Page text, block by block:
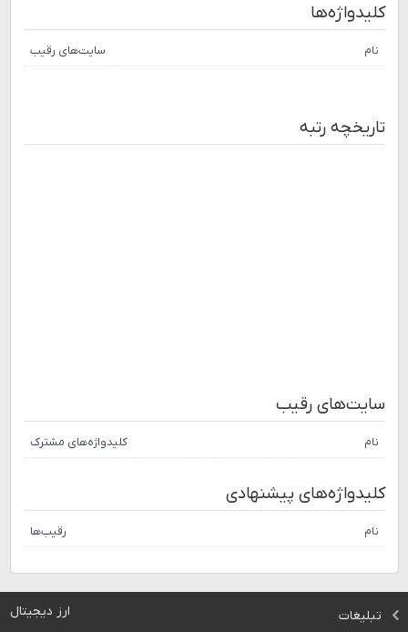
کلیدواژه‌ها
نام سایت‌های رقیب
تاریخچه رتبه
سایت‌های رقیب
نام کلیدواژه‌های مشترک
کلیدواژه‌های پیشنهادی
نام رقیب‌ها
ارز دیجیتال تبلیغات